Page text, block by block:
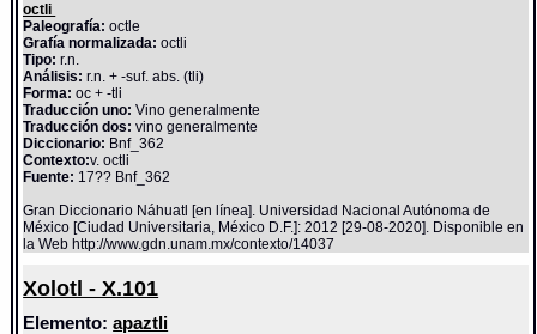
octli
Paleografía: octle
Grafía normalizada: octli
Tipo: r.n.
Análisis: r.n. + -suf. abs. (tli)
Forma: oc + -tli
Traducción uno: Vino generalmente
Traducción dos: vino generalmente
Diccionario: Bnf_362
Contexto:v. octli
Fuente: 17?? Bnf_362
Gran Diccionario Náhuatl [en línea]. Universidad Nacional Autónoma de
México [Ciudad Universitaria, México D.F.]: 2012 [29-08-2020]. Disponible en
la Web http://www.gdn.unam.mx/contexto/14037
Xolotl - X.101
Elemento:apaztli